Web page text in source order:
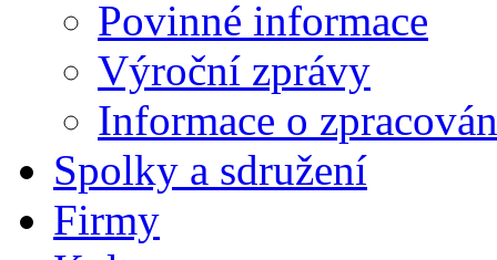
Povinné informace
Výroční zprávy
Informace o
Spolky a sdružení
Firmy